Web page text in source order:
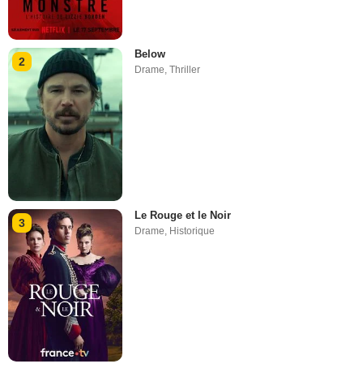
2
Below
Drame,Thriller
3
Le Rouge et le Noir
Drame Historique